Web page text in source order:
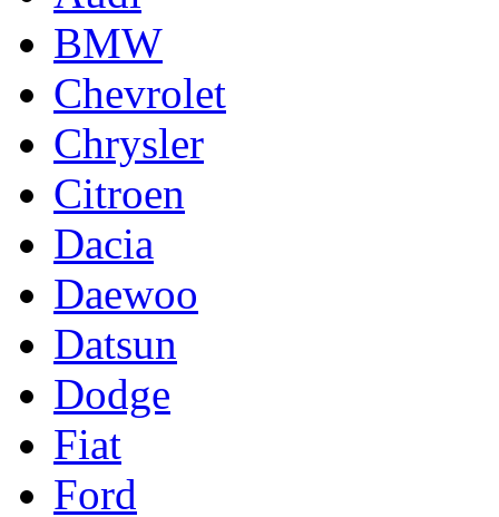
BMW
Chevrolet
Chrysler
Citroen
Dacia
Daewoo
Datsun
Dodge
Fiat
Ford